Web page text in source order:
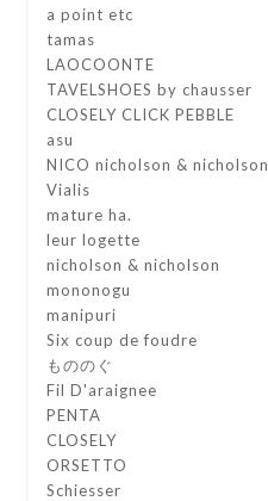
a point etc
tamas
LAOCOONTE
TAVELSHOES by chausser
CLOSELY CLICK PEBBLE
asu
NICO nicholson & nicholson
Vialis
mature ha.
leur logette
nicholson & nicholson
mononogu
manipuri
Six coup de foudre
もののぐ
Fil D'araignee
PENTA
CLOSELY
ORSETTO
Schiesser